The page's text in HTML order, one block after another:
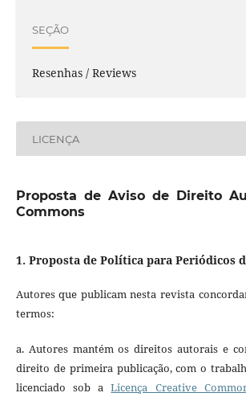
SEÇÃO
Resenhas / Reviews
LICENÇA
Proposta de Aviso de Direito
Commons
1. Proposta de Política para Periódicos
Autores que publicam nesta revista
termos:
a. Autores mantém os direitos autorais e
direito de primeira publicação, com o
licenciado sob aLicença Creative